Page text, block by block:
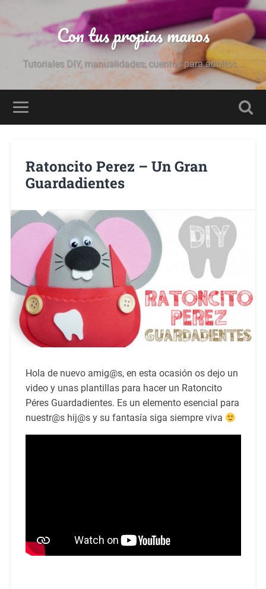
Con tus propias manos
Tutoriales DIY, manualidades, cuentos para adultos...
Ratoncito Perez – Un Gran
Guardadientes
Hola de nuevo amig@s, en esta ocasión os dejo un
video y unas plantillas para hacer un Ratoncito
Péres Guardadientes. Es un elemento esencial para
nuestr@s hij@s y su fantasía siga siempre viva